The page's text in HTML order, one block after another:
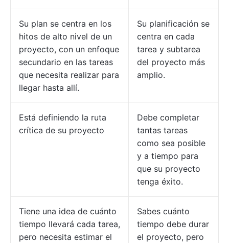
Su plan se centra en los
hitos de alto nivel de un
proyecto, con un enfoque
secundario en las tareas
que necesita realizar para
llegar hasta allí.
Su planificación se
centra en cada
tarea y subtarea
del proyecto más
amplio.
Está definiendo la ruta
crítica de su proyecto
Debe completar
tantas tareas
como sea posible
y a tiempo para
que su proyecto
tenga éxito.
Tiene una idea de cuánto
tiempo llevará cada tarea,
pero necesita estimar el
Sabes cuánto
tiempo debe durar
el proyecto, pero